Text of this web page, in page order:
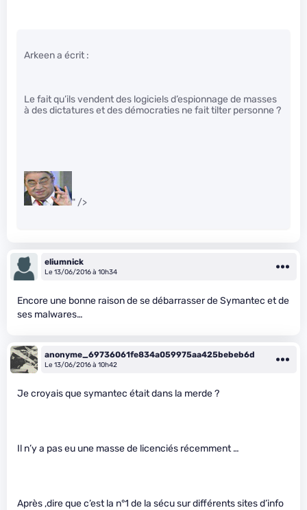
Arkeen a écrit :
Le fait qu’ils vendent des logiciels d’espionnage de masses
à des dictatures et des démocraties ne fait tilter personne ?
" />
eliumnick
Le 13/06/2016 à 10h34
Encore une bonne raison de se débarrasser de Symantec et de
ses malwares…
anonyme_69736061fe834a059975aa425bebeb6d
Le 13/06/2016 à 10h42
Je croyais que symantec était dans la merde ?
Il n’y a pas eu une masse de licenciés récemment …
Après ,dire que c’est la n°1 de la sécu sur différents sites d’info